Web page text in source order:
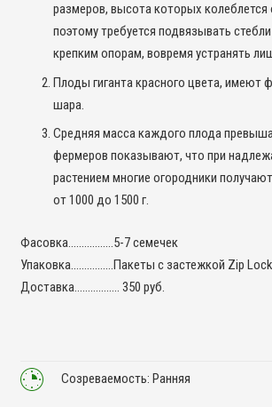
размеров, высота которых колеблется
поэтому требуется подвязывать
крепким опорам, вовремя устранять
Плоды гиганта красного цвета, имеют
шара.
Средняя масса каждого плода
фермеров показывают, что при
растением многие огородники
от 1000 до 1500 г.
Фасовка……………..5-7 семечек
Упаковка…………….Пакеты с застежкой Zip Lock
Доставка…………….. 350 руб.
Созреваемость: Ранняя